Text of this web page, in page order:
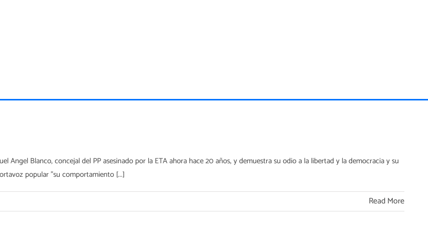
Angel Blanco, concejal del PP asesinado por la ETA ahora hace 20 años, y demuestra su odio a la libertad y la democracia y su
popular "su comportamiento [...]
Read More